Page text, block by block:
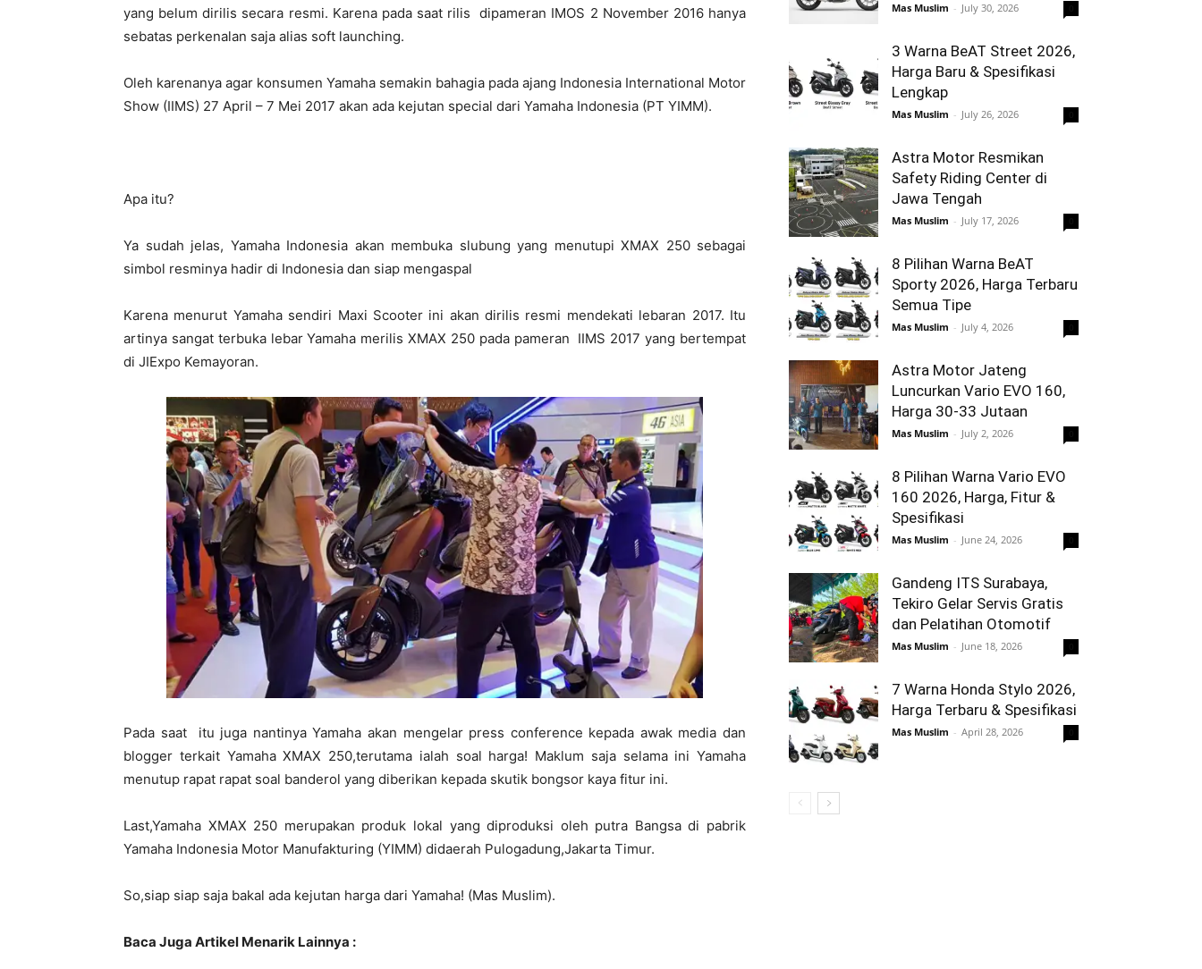
yang belum dirilis secara resmi. Karena pada saat rilis dipameran IMOS 2 November 2016 hanya
sebatas perkenalan saja alias soft launching.
Oleh karenanya agar konsumen Yamaha semakin bahagia pada ajang Indonesia International Motor
Show (IIMS) 27 April – 7 Mei 2017 akan ada kejutan special dari Yamaha Indonesia (PT YIMM).
Apa itu?
Ya sudah jelas, Yamaha Indonesia akan membuka slubung yang menutupi XMAX 250 sebagai
simbol resminya hadir di Indonesia dan siap mengaspal
Karena menurut Yamaha sendiri Maxi Scooter ini akan dirilis resmi mendekati lebaran 2017. Itu
artinya sangat terbuka lebar Yamaha merilis XMAX 250 pada pameran IIMS 2017 yang bertempat
di JIExpo Kemayoran.
Pada saat itu juga nantinya Yamaha akan mengelar press conference kepada awak media dan
blogger terkait Yamaha XMAX 250,terutama ialah soal harga! Maklum saja selama ini Yamaha
menutup rapat rapat soal banderol yang diberikan kepada skutik bongsor kaya fitur ini.
Last,Yamaha XMAX 250 merupakan produk lokal yang diproduksi oleh putra Bangsa di pabrik
Yamaha Indonesia Motor Manufakturing (YIMM) didaerah Pulogadung,Jakarta Timur.
So,siap siap saja bakal ada kejutan harga dari Yamaha! (Mas Muslim).
Baca Juga Artikel Menarik Lainnya :
Mas Muslim - July 30, 2026
3 Warna BeAT Street 2026,
Harga Baru & Spesifikasi
Lengkap
Mas Muslim - July 26, 2026
Astra Motor Resmikan
Safety Riding Center di
Jawa Tengah
Mas Muslim - July 17, 2026
8 Pilihan Warna BeAT
Sporty 2026, Harga Terbaru
Semua Tipe
Mas Muslim - July 4, 2026
Astra Motor Jateng
Luncurkan Vario EVO 160,
Harga 30-33 Jutaan
Mas Muslim - July 2, 2026
8 Pilihan Warna Vario EVO
160 2026, Harga, Fitur &
Spesifikasi
Mas Muslim - June 24, 2026
Gandeng ITS Surabaya,
Tekiro Gelar Servis Gratis
dan Pelatihan Otomotif
Mas Muslim - June 18, 2026
7 Warna Honda Stylo 2026,
Harga Terbaru & Spesifikasi
Mas Muslim - April 28, 2026